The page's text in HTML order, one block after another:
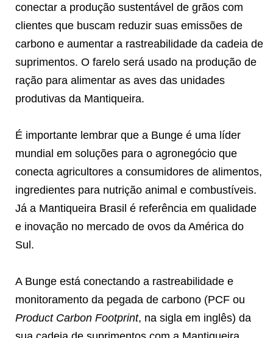
conectar a produção sustentável de grãos com
clientes que buscam reduzir suas emissões de
carbono e aumentar a rastreabilidade da cadeia de
suprimentos. O farelo será usado na produção de
ração para alimentar as aves das unidades
produtivas da Mantiqueira.
É importante lembrar que a Bunge é uma líder
mundial em soluções para o agronegócio que
conecta agricultores a consumidores de alimentos,
ingredientes para nutrição animal e combustíveis.
Já a Mantiqueira Brasil é referência em qualidade
e inovação no mercado de ovos da América do
Sul.
A Bunge está conectando a rastreabilidade e
monitoramento da pegada de carbono (PCF ou
Product Carbon Footprint, na sigla em inglês) da